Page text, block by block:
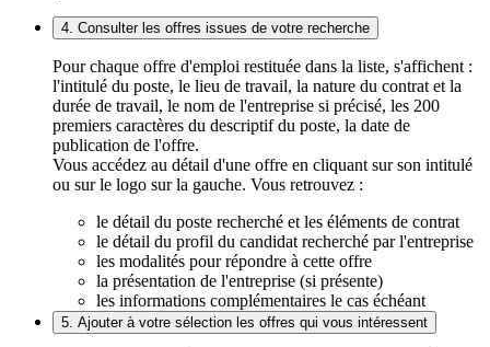
4. Consulter les offres issues de votre recherche
Pour chaque offre d'emploi restituée dans la liste, s'affichent :
l'intitulé du poste, le lieu de travail, la nature du contrat et la
durée de travail, le nom de l'entreprise si précisé, les 200
premiers caractères du descriptif du poste, la date de
publication de l'offre.
Vous accédez au détail d'une offre en cliquant sur son intitulé
ou sur le logo sur la gauche. Vous retrouvez :
le détail du poste recherché et les éléments de contrat
le détail du profil du candidat recherché par l'entreprise
les modalités pour répondre à cette offre
la présentation de l'entreprise (si présente)
les informations complémentaires le cas échéant
5. Ajouter à votre sélection les offres qui vous intéressent